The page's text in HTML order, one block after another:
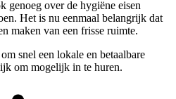
genoeg over de hygiëne eisen
Het is nu eenmaal belangrijk dat
maken van een frisse ruimte.
om snel een lokale en betaalbare
om mogelijk in te huren.